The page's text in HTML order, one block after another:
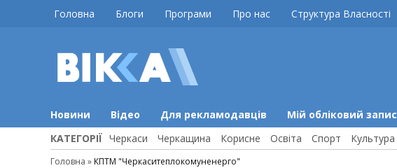
Головна Блоги Програми Про нас Структура Власності
Новини Відео Для рекламодавців Мій обліковий запис
КАТЕГОРІЇ Черкаси Черкащина Корисне Освіта Спорт Культура
Головна » КПТМ "Черкаситеплокомуненерго"